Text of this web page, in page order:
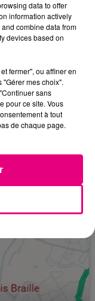
chance au
/TFC
Beaujoire,
FMavec
max@toulouse.fm
data to offer
information actively
combine data from
devices based on
fermer", ou affiner en
mes choix".
sans
pour ce site. Vous
à tout
de chaque page.